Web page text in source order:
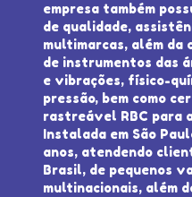
empresa também
de qualidade,
multimarcas, além da
de instrumentos das
e vibrações, físico-
pressão, bem como
rastreável RBC para
Instalada em São
anos, atendendo
Brasil, de pequenos
multinacionais, além